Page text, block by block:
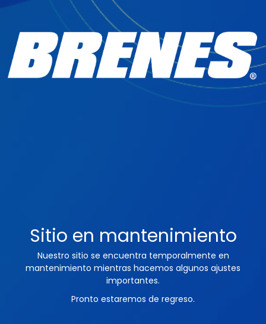
Sitio en mantenimiento
Nuestro sitio se encuentra temporalmente en
mantenimiento mientras hacemos algunos ajustes
importantes.
Pronto estaremos de regreso.